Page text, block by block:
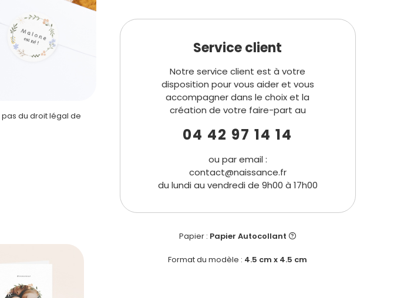
Papier : Papier Autocollant
Format du modèle : 4.5 cm x 4.5 cm
Service client
Notre service client est à votre
disposition pour vous aider et vous
accompagner dans le choix et la
création de votre faire-part au
04 42 97 14 14
ou par email :
contact@naissance.fr
du lundi au vendredi de 9h00 à 17h00
du droit légal de